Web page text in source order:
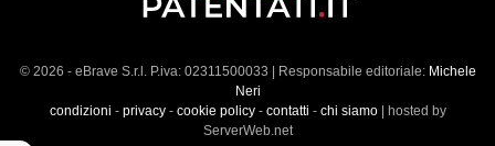
© 2026 - eBrave S.r.l. P.iva: 02311500033 | Responsabile editoriale: Michele
Neri
condizioni - privacy- cookie policy- contatti - chi siamo| hosted by
ServerWeb.net